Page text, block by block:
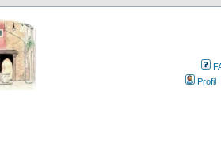
Profil